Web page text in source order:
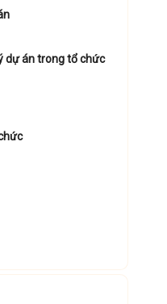
dự án trong tổ chức